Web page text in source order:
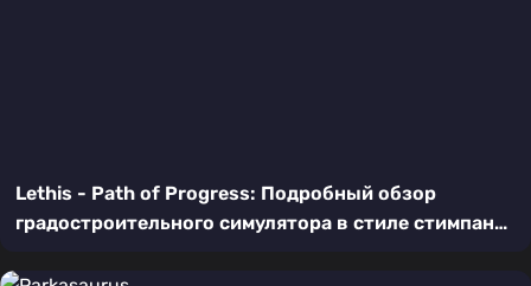
Lethis - Path of Progress: Подробный обзор
градостроительного симулятора в стиле стимпанк